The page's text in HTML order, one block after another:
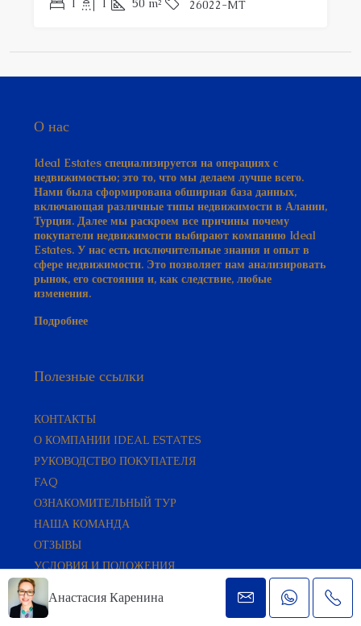
1 1 50 m² 26022-MT
Анастасия Каренина
О нас
Ideal Estates специализируется на операциях с
недвижимостью; это то, что мы делаем лучше всего.
Нами была сформирована обширная база данных,
включающая различные типы недвижимости в Алании,
Турция. Далее мы раскроем все причины почему
покупатели недвижимости выбирают компанию Ideal
Estates. У нас есть исключительные знания и опыт в
сфере недвижимости. Это позволяет нам анализировать
рынок, его состояния и, как следствие, любые
изменения.
Подробнее
Полезные ссылки
КОНТАКТЫ
О КОМПАНИИ IDEAL ESTATES
РУКОВОДСТВО ПОКУПАТЕЛЯ​
FAQ
ОЗНАКОМИТЕЛЬНЫЙ ТУР
НАША КОМАНДА
ОТЗЫВЫ
УСЛОВИЯ И ПОЛОЖЕНИЯ
Популярные Районы